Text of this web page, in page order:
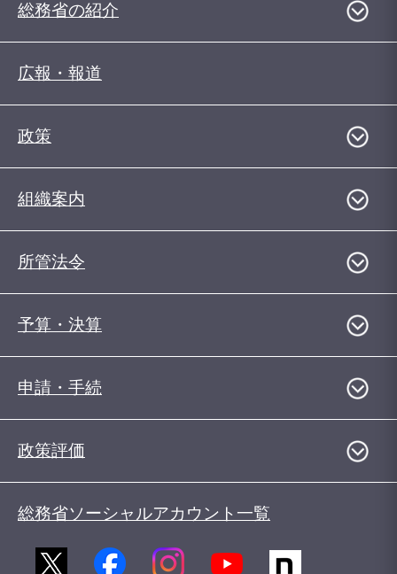
総務省の紹介
広報・報道
政策
組織案内
所管法令
予算・決算
申請・手続
政策評価
総務省ソーシャルアカウント一覧